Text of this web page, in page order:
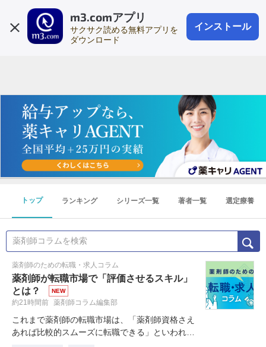
m3.comアプリ
サクサク読める無料アプリを
ダウンロード
インストール
会員登録
登録1分
トップ ランキング シリーズ一覧 著者一覧 選定療養
薬剤師のための転職・求人コラム
薬剤師が転職市場で「評価させるスキル」
とは？
NEW
約21時間前 薬剤師コラム編集部
これまで薬剤師の転職市場は、「薬剤師資格さえ
あれば比較的スムーズに転職できる」といわれて